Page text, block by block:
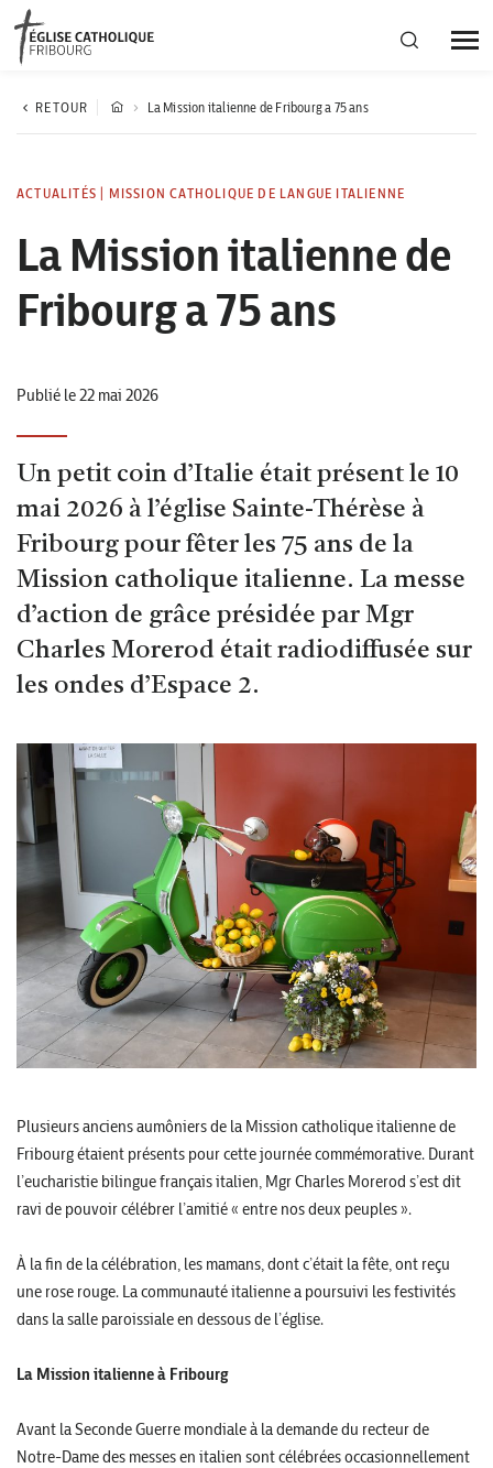
Région diocésaine
Agenda
Corporation cantonale
RETOUR La Mission italienne de Fribourg a 75 ans
ACTUALITÉS MISSION CATHOLIQUE DE LANGUE ITALIENNE
La Mission italienne de
Fribourg a 75 ans
Publié le 22 mai 2026
Un petit coin d’Italie était présent le 10
mai 2026 à l’église Sainte-Thérèse à
Fribourg pour fêter les 75 ans de la
Mission catholique italienne. La messe
d’action de grâce présidée par Mgr
Charles Morerod était radiodiffusée sur
les ondes d’Espace 2.
Plusieurs anciens aumôniers de la Mission catholique italienne de
Fribourg étaient présents pour cette journée commémorative. Durant
l’eucharistie bilingue français italien, Mgr Charles Morerod s’est dit
ravi de pouvoir célébrer l’amitié « entre nos deux peuples ».
À la fin de la célébration, les mamans, dont c’était la fête, ont reçu
une rose rouge. La communauté italienne a poursuivi les festivités
dans la salle paroissiale en dessous de l’église.
La Mission italienne à Fribourg
Avant la Seconde Guerre mondiale à la demande du recteur de
Notre-Dame des messes en italien sont célébrées occasionnellement